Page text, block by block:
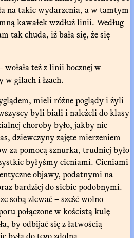
na takie wydarzenia, a w tamtym
kawałek wzdłuż linii. Według
tak chuda, iż bała się, że się
też z linii bocznej w
w gilach i łzach.
mieli różne poglądy i żyli
byli biali i należeli do klasy
choroby było, jakby nie
dziewczyny zajęte mierzeniem
za pomocą sznurka, trudniej było
byłyśmy cieniami. Cieniami
objawy, podatnymi na
bardziej do siebie podobnymi.
sobą zlewać – sześć wolno
połączone w kościstą kulę
by odbijać się z łatwością